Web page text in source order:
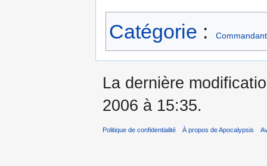
Catégorie : Commandant
La dernière
2006 à 15:35.
Politique de confidentialité À propos de Apocalypsis